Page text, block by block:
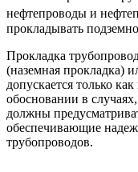
нефтепроводы и
прокладывать
Прокладка
(наземная прокладка)
допускается только
обосновании в
должны
обеспечивающие
трубопроводов.